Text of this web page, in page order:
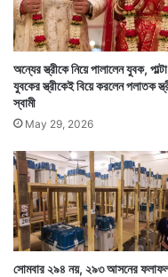
অন্যের স্ত্রীকে নিয়ে পালালেন যুবক, পাল্টা
যুবকের স্ত্রীকেই বিয়ে করলেন পলাতক
স্বামী
May 29, 2026
সোমবার ২৯৪ নয়, ২৯৩ আসনের